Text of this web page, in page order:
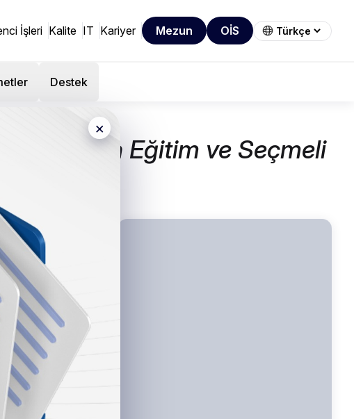
İşleri Kalite IT Kariyer Mezun OİS
Destek
×
Uzaktan Eğitim ve Seçmeli